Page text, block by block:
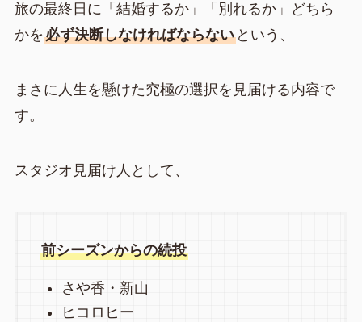
旅の最終日に「結婚するか」「別れるか」どちら
かを必ず決断しなければならないという、
まさに人生を懸けた究極の選択を見届ける内容で
す。
スタジオ見届け人として、
前シーズンからの続投
さや香・新山
ヒコロヒー